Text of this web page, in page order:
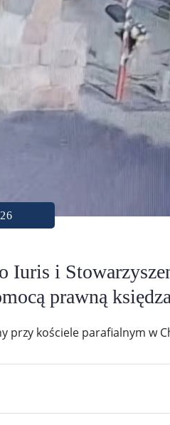
Iuris i
prawną
przy kościele parafialnym w